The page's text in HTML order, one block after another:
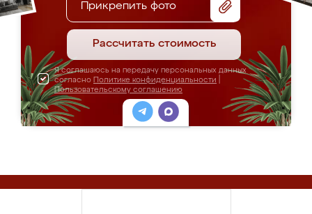
Прикрепить фото
Рассчитать стоимость
Я соглашаюсь на передачу персональных данных
согласно Политике конфиденциальности
Пользовательскому соглашению